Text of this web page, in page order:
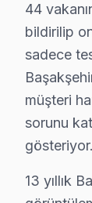
Şamlar,
Ziya
Ziya
JVC
Diğer
44
bildirilip
sadece
müşteri
sorunu
gösteriyor.
13 yıllık